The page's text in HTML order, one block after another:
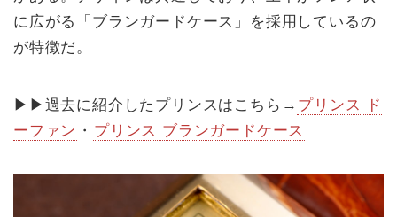
に広がる「ブランガードケース」を採用しているの
が特徴だ。
▶︎▶︎過去に紹介したプリンスはこちら→ プリンス ド
ーファン ・ プリンス ブランガードケース